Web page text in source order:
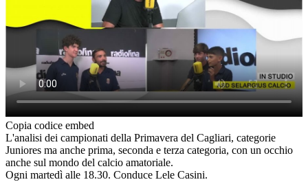
Copia codice embed
L'analisi dei campionati della Primavera del Cagliari, categorie
Juniores ma anche prima, seconda e terza categoria, con un occhio
anche sul mondo del calcio amatoriale.
Ogni martedì alle 18.30. Conduce Lele Casini.